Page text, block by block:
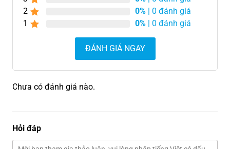
2
0% | 0 đánh giá
1
0% | 0 đánh giá
ĐÁNH GIÁ NGAY
Chưa có đánh giá nào.
Hỏi đáp